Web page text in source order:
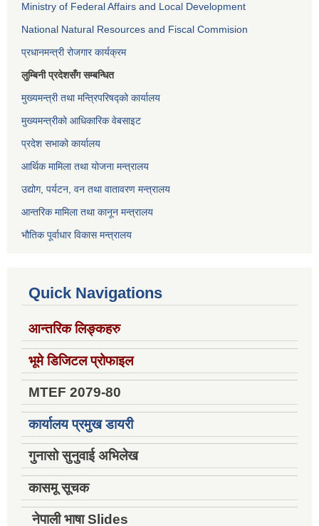
Ministry of Federal Affairs and Local Development
National Natural Resources and Fiscal Commision
प्रधानमन्त्री रोजगार कार्यक्रम
लुम्बिनी प्रदेशसँग सम्बन्धित
मुख्यमन्त्री तथा मन्त्रिपरिषद्को कार्यालय
मुख्यमन्त्रीको आधिकारिक वेबसाइट
प्रदेश सभाको कार्यालय
आर्थिक मामिला तथा योजना मन्त्रालय
उद्योग, पर्यटन, वन तथा वातावरण मन्त्रालय
आन्तरिक मामिला तथा कानून मन्त्रालय
भौतिक पूर्वाधार विकास मन्त्रालय
Quick Navigations
आन्तरिक लिङ्कहरु
भूमे डिजिटल प्रोफाइल
MTEF 2079-80
कार्यालय प्रमुख डायरी
गुनासो सुनुवाई अभिलेख
कासमू सूचक
नेपाली भाषा Slides